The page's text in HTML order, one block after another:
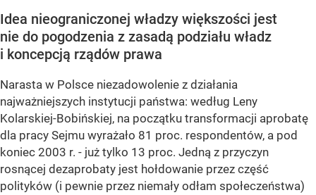
Idea nieograniczonej władzy większości jest
nie do pogodzenia z zasadą podziału władz
i koncepcją rządów prawa
Narasta w Polsce niezadowolenie z działania
najważniejszych instytucji państwa: według Leny
Kolarskiej-Bobińskiej, na początku transformacji aprobatę
dla pracy Sejmu wyrażało 81 proc. respondentów, a pod
koniec 2003 r. - już tylko 13 proc. Jedną z przyczyn
rosnącej dezaprobaty jest hołdowanie przez część
polityków (i pewnie przez niemały odłam społeczeństwa)